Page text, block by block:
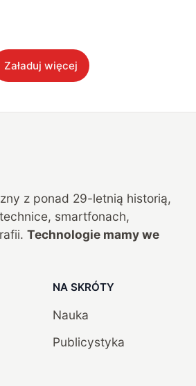
Załaduj więcej
z ponad 29-letnią historią,
smartfonach,
Technologie mamy we
NA SKRÓTY
Nauka
Publicystyka